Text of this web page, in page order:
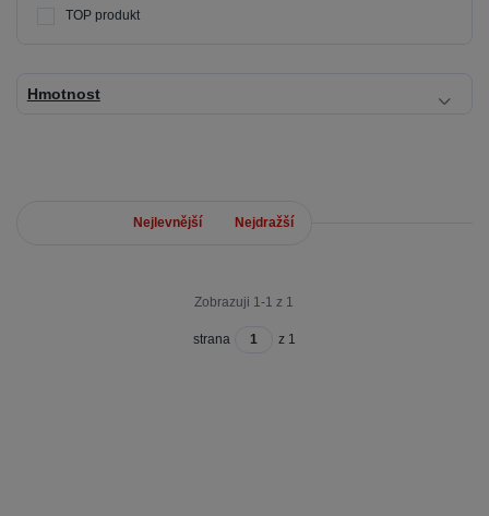
TOP produkt
Hmotnost
Nejlevnější Nejdražší
Zobrazuji 1-1 z 1
strana z 1